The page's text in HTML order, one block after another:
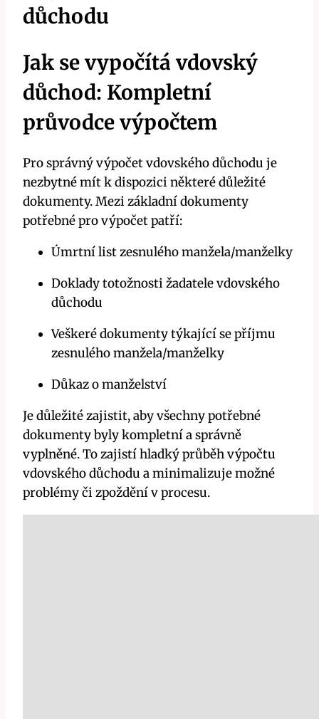
důchodu
Jak se vypočítá vdovský
důchod: Kompletní
průvodce výpočtem
Pro správný výpočet vdovského důchodu je
nezbytné mít k dispozici některé důležité
dokumenty. Mezi základní dokumenty
potřebné pro výpočet patří:
Úmrtní list zesnulého manžela/manželky
Doklady totožnosti žadatele vdovského
důchodu
Veškeré dokumenty týkající se příjmu
zesnulého manžela/manželky
Důkaz o manželství
Je důležité zajistit, aby všechny potřebné
dokumenty byly kompletní a správně
vyplněné. To zajistí hladký průběh výpočtu
vdovského důchodu a minimalizuje možné
problémy či zpoždění v procesu.